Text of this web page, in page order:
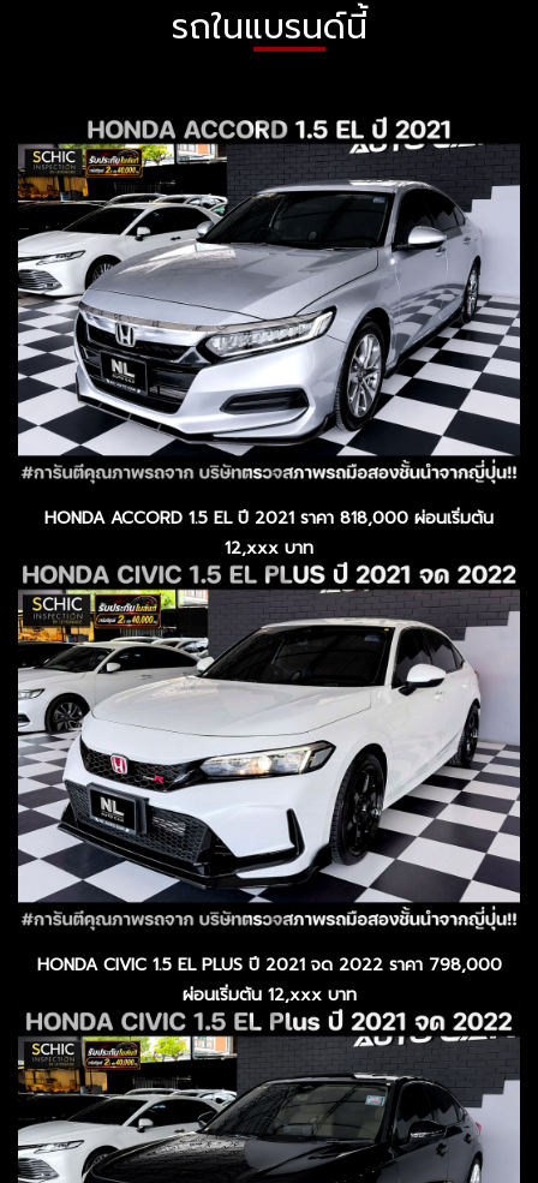
รถในแบรนด์นี้
HONDA ACCORD 1.5 EL ปี 2021 ราคา 818,000 ผ่อนเริ่มต้น
12,xxx บาท
HONDA CIVIC 1.5 EL PLUS ปี 2021 จด 2022 ราคา 798,000
ผ่อนเริ่มต้น 12,xxx บาท